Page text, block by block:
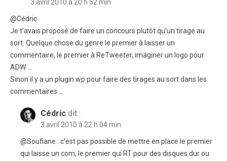
3 avril 2010 à 20 h 52 min
@Cédric
Je t’avais proposé de faire un concours plutôt qu’un tirage au
sort. Quelque chose du genre le premier à laisser un
commentaire, le premier à ReTweeter, imaginer un logo pour
ADW …
Sinon il y a un plugin wp pour faire des tirages au sort dans les
commentaires …
Cédric dit :
3 avril 2010 à 22 h 04 min
@Soufiane : c’est pas possible de mettre en place le premier
qui laisse un com, le premier qui RT pour des disques dur ou